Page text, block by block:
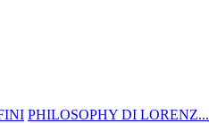
PHILOSOPHY DI LORENZ...